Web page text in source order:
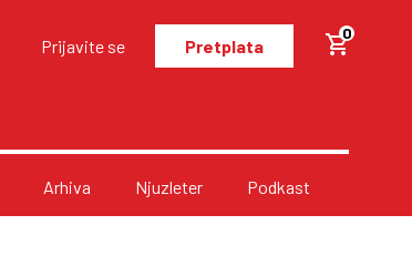
Prijavite se Pretplata
0
Arhiva Njuzleter Podkast